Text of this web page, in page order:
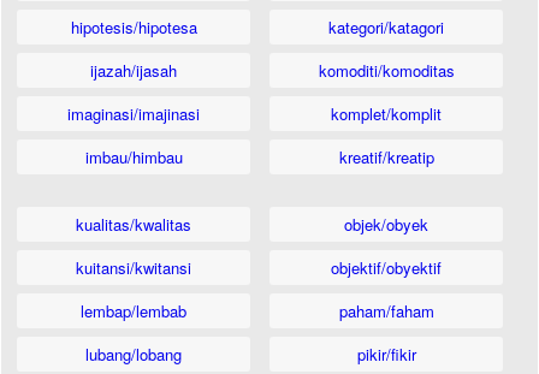
hipotesis/hipotesa
ijazah/ijasah
imaginasi/imajinasi
imbau/himbau
kategori/katagori
komoditi/komoditas
komplet/komplit
kreatif/kreatip
kualitas/kwalitas
kuitansi/kwitansi
lembap/lembab
lubang/lobang
objek/obyek
objektif/obyektif
paham/faham
pikir/fikir